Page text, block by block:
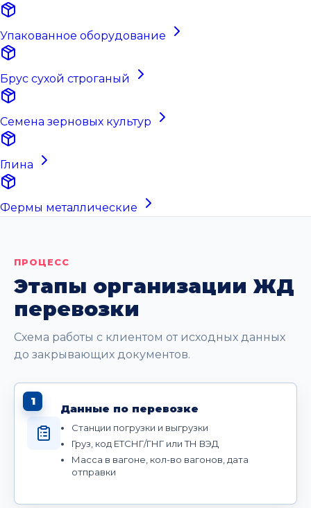
Упакованное оборудование
Брус сухой строганый
Семена зерновых культур
Глина
Фермы металлические
ПРОЦЕСС
Этапы организации ЖД
перевозки
Схема работы с клиентом от исходных данных
до закрывающих документов.
1
Данные по перевозке
Станции погрузки и выгрузки
Груз, код ЕТСНГ/ГНГ или ТН ВЭД
Масса в вагоне, кол-во вагонов, дата
отправки